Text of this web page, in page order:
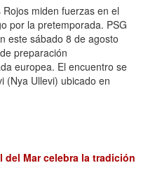
miden fuerzas en el
por la pretemporada. PSG
este sábado 8 de agosto
preparación
europea. El encuentro se
(Nya Ullevi) ubicado en
Mar celebra la tradición